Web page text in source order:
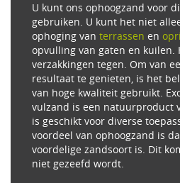
U kunt ons ophoogzand voor
gebruiken. U kunt het niet
ophoging van terrassen en
opvulling van gaten en kuilen.
verzakkingen tegen. Om van
resultaat te genieten, is het
van hoge kwaliteit gebruikt.
vulzand is een natuurproduct
is geschikt voor diverse
voordeel van ophoogzand is
voordelige zandsoort is. Dit
niet gezeefd wordt.